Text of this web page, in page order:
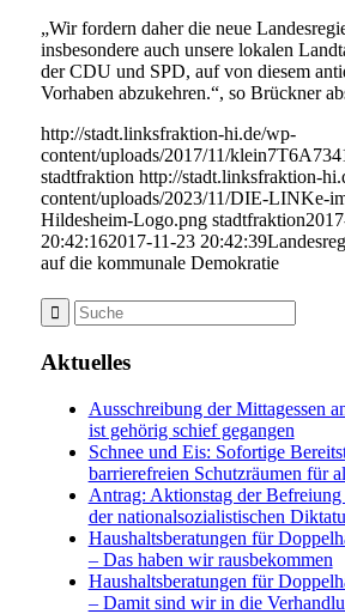
„Wir fordern daher die neue
insbesondere auch unsere lokalen
der CDU und SPD, auf von diesem
Vorhaben abzukehren.“, so Brückner
http://stadt.linksfraktion-hi.de/wp-
content/uploads/2017/11/
stadtfraktion http://stadt.linksfraktion-
content/uploads/2023/11/DIE-LINKe-
Hildesheim-Logo.png stadtfraktion
20:42:162017-11-23 20:42:39
auf die kommunale Demokratie
Aktuelles
Ausschreibung der Mittagessen
ist gehörig schief gegangen
Schnee und Eis: Sofortige
barrierefreien Schutzräumen für
Antrag: Aktionstag der
der nationalsozialistischen
Haushaltsberatungen für
– Das haben wir rausbekommen
Haushaltsberatungen für
– Damit sind wir in die